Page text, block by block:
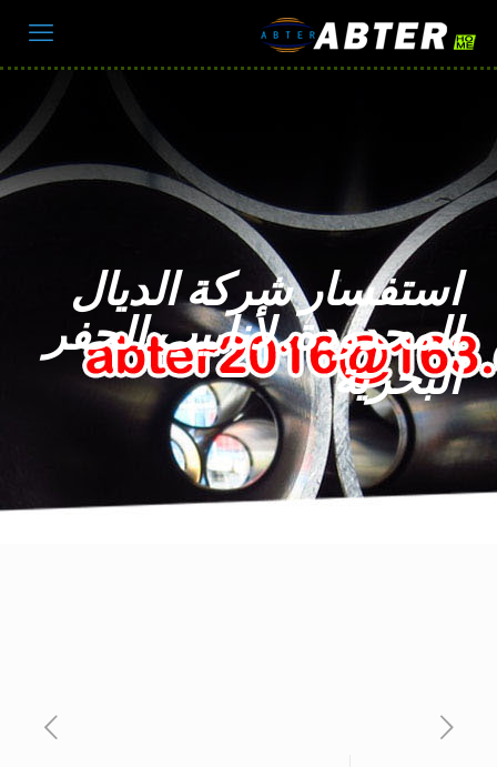
استفسار شركة الديال
المحدودة, لأنابيب الحفر
البحرية